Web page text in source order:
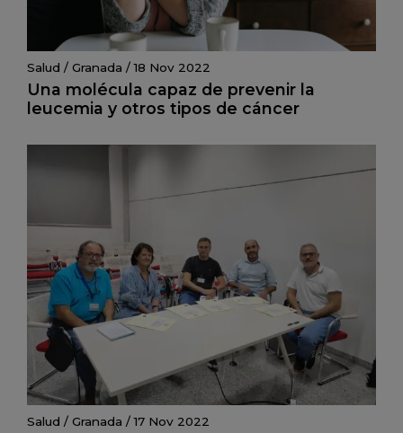
Salud / Granada /18 Nov 2022
Una molécula capaz de prevenir la
leucemia y otros tipos de cáncer
Salud / Granada /17 Nov 2022